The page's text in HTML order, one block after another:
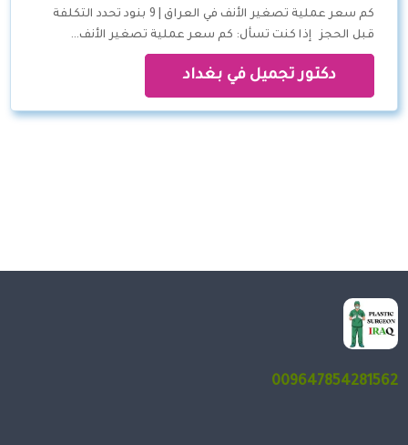
كم سعر عملية تصغير الأنف في العراق | 9 بنود تحدد التكلفة
قبل الحجز إذا كنت تسأل: كم سعر عملية تصغير الأنف…
دكتور تجميل في بغداد
009647854281562